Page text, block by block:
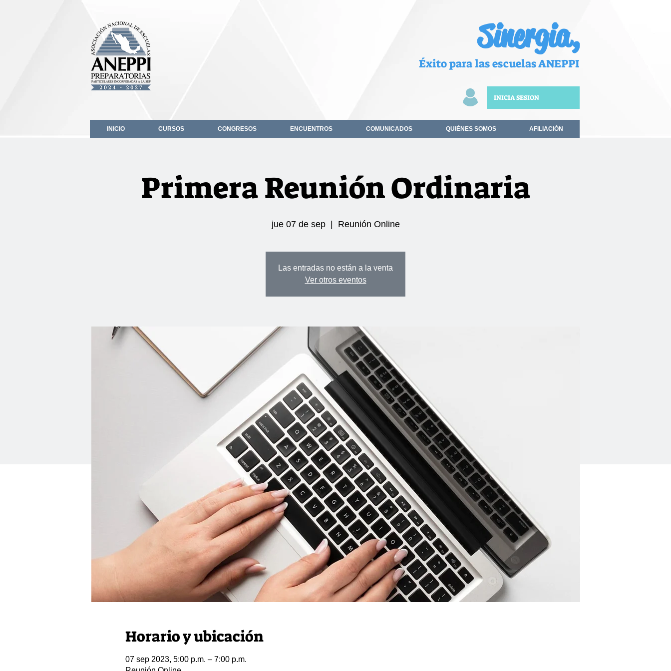
Sinergia,
Éxito para las escuelas ANEPPI
INICIA SESION
INICIO CURSOS CONGRESOS ENCUENTROS COMUNICADOS QUIÉNES SOMOS AFILIACIÓN
Primera Reunión Ordinaria
jue 07 de sep
  |
Reunión Online
Las entradas no están a la venta
Ver otros eventos
Horario y ubicación
07 sep 2023, 5:00 p.m. – 7:00 p.m.